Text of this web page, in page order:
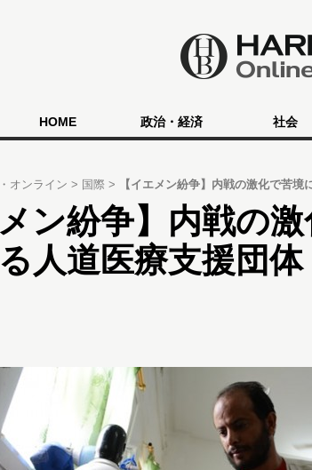
HOME 政治・経済 社会
オンライン 国際 【イエメン紛争】内戦の激化で苦
メン紛争】内戦の
人道医療支援団体